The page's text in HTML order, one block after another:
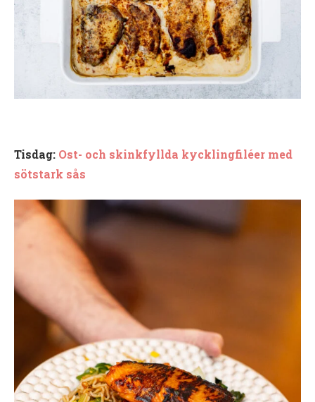
Tisdag: Ost- och skinkfyllda kycklingfiléer med
sötstark sås